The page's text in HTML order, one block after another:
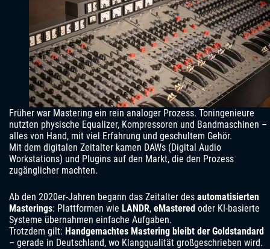
Früher war Mastering ein rein analoger Prozess. Toningenieure
nutzten physische Equalizer, Kompressoren und Bandmaschinen –
alles von Hand, mit viel Erfahrung und geschultem Gehör.
Mit dem digitalen Zeitalter kamen DAWs (Digital Audio
Workstations) und Plugins auf den Markt, die den Prozess
zugänglicher machten.
Ab den 2020er-Jahren begann das Zeitalter des automatisierten
Masterings: Plattformen wie LANDR, eMastered oder KI-basierte
Systeme übernahmen einfache Aufgaben.
Trotzdem gilt: Handgemachtes Mastering bleibt der Goldstandard
– gerade in Deutschland, wo Klangqualität großgeschrieben wird.